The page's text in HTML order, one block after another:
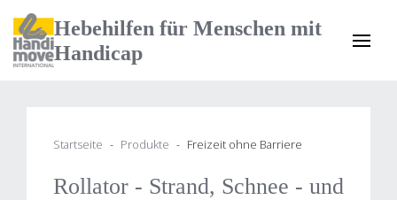
Hebehilfen für Menschen mit
Handicap
Startseite Produkte Freizeit ohne Barriere
Rollator - Strand, Schnee - und